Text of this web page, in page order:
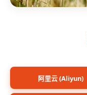
阿里云 (Aliyun)